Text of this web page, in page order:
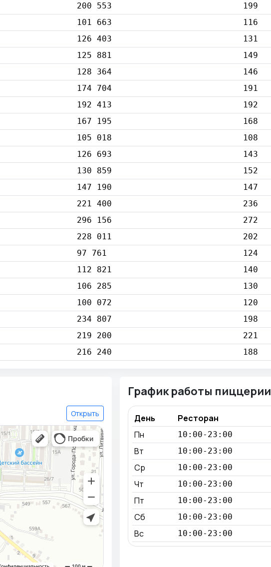
200 553
199
101 663
116
126 403
131
125 881
149
128 364
146
174 704
191
192 413
192
167 195
168
105 018
108
126 693
143
130 859
152
147 190
147
221 400
236
296 156
272
228 011
202
97 761
124
112 821
140
106 285
130
100 072
120
234 807
198
219 200
221
216 240 188
Открыть
График работы пиццерии
День Ресторан
Пн
10:00-23:00
Вт 10:00-23:00
Ср 10:00-23:00
Чт 10:00-23:00
Пт 10:00-23:00
Сб 10:00-23:00
Вс 10:00-23:00